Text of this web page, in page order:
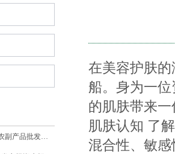
2024年9月1日山东威海市农副产品批发市场价格行情
在美容护肤
船。身为一
的肌肤带来
肌肤认知 了
混合性、敏